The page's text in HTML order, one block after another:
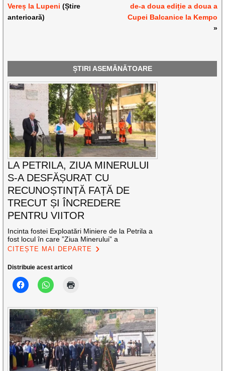
Vereș la Lupeni (Știre
anterioară)
de-a doua ediție a doua a
Cupei Balcanice la Kempo
»
ȘTIRI ASEMĂNĂTOARE
LA PETRILA, ZIUA MINERULUI
S-A DESFĂȘURAT CU
RECUNOȘTINȚĂ FAȚĂ DE
TRECUT ȘI ÎNCREDERE
PENTRU VIITOR
Incinta fostei Exploatări Miniere de la Petrila a
fost locul în care ”Ziua Minerului” a
CITEȘTE MAI DEPARTE
Distribuie acest articol